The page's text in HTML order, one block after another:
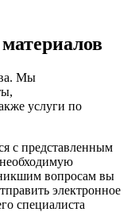
Мы
услуги по
с представленным
вопросам вы
электронное
специалиста